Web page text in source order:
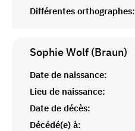
Différentes orthographes:
Sophie Wolf (Braun)
Date de naissance:
Lieu de naissance:
Date de décès:
Décédé(e) à: